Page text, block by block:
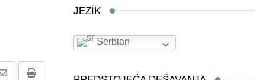
JEZIK
Serbian